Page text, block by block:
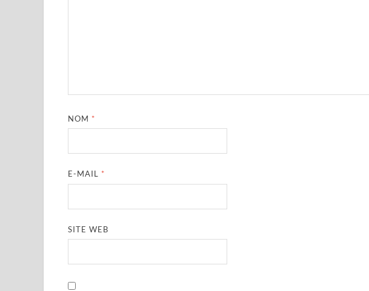
NOM *
E-MAIL *
SITE WEB